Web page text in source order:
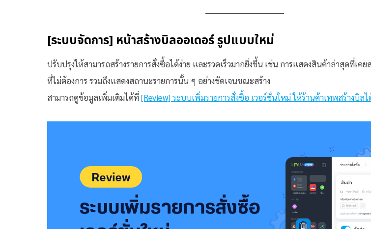
[ระบบจัดการ] หน้าสร้างบิลออเดอร์ รูปแบบใหม่
ปรับปรุงให้สามารถสร้างรายการสั่งซื้อได้ง่าย และรวดเร็วมากยิ่งขึ้น เช่น การแสดงสินค้าล่าสุดที่เค
ที่ไม่ต้องการ รวมถึงแสดงสถานะรายการนั้น ๆ อย่างชัดเจนขณะสร้าง
สามารถดูข้อมูลเพิ่มเติมได้ที่[Review] ระบบเพิ่มรายการสั่งซื้อ เวอร์ชั่นใหม่ ให้ร้านค้าเทพสร้างบิลไ